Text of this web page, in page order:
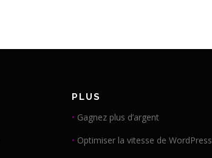
PLUS
• Gagnez plus d’argent
• Optimiser la vitesse de WordPress